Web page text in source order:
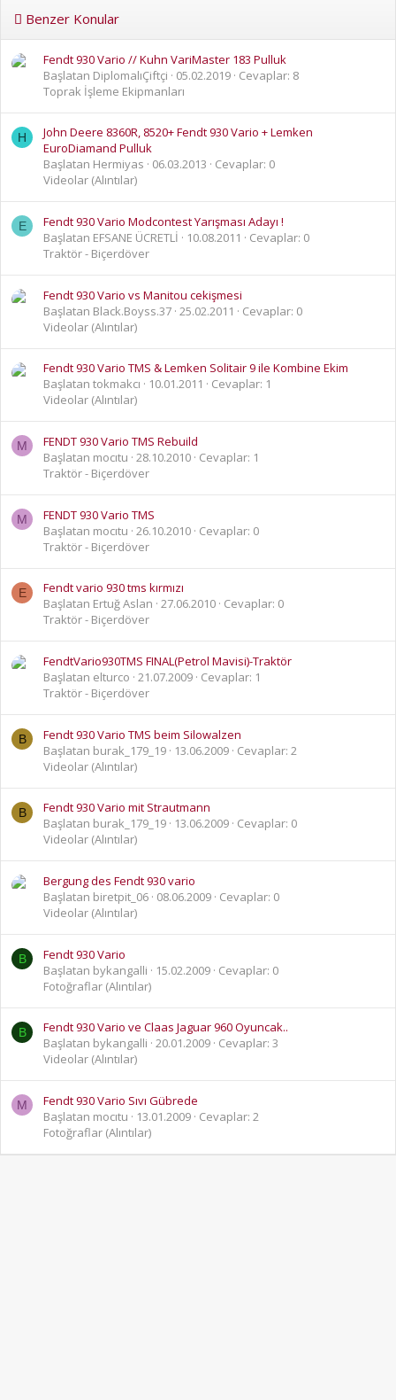
Benzer Konular
Fendt 930 Vario // Kuhn VariMaster 183 Pulluk
Başlatan DiplomalıÇiftçi
05.02.2019 Cevaplar: 8
Toprak İşleme Ekipmanları
H
John Deere 8360R, 8520+ Fendt 930 Vario + Lemken
EuroDiamand Pulluk
Başlatan Hermiyas
06.03.2013
Cevaplar: 0
Videolar (Alıntılar)
E
Fendt 930 Vario Modcontest Yarışması Adayı !
Başlatan EFSANE ÜCRETLİ
10.08.2011
Cevaplar: 0
Traktör - Biçerdöver
Fendt 930 Vario vs Manitou cekişmesi
Başlatan Black.Boyss.37 25.02.2011
Cevaplar: 0
Videolar (Alıntılar)
Fendt 930 Vario TMS & Lemken Solitair 9 ile Kombine Ekim
Başlatan tokmakcı
10.01.2011
Cevaplar: 1
Videolar (Alıntılar)
M
FENDT 930 Vario TMS Rebuild
Başlatan mocıtu 28.10.2010 Cevaplar: 1
Traktör - Biçerdöver
M
FENDT 930 Vario TMS
Başlatan mocıtu 26.10.2010 Cevaplar: 0
Traktör - Biçerdöver
E
Fendt vario 930 tms kırmızı
Başlatan Ertuğ Aslan 27.06.2010 Cevaplar: 0
Traktör - Biçerdöver
FendtVario930TMS FINAL(Petrol Mavisi)-Traktör
Başlatan elturco 21.07.2009 Cevaplar: 1
Traktör - Biçerdöver
B
Fendt 930 Vario TMS beim Silowalzen
Başlatan burak_179_19
13.06.2009 Cevaplar: 2
Videolar (Alıntılar)
B
Fendt 930 Vario mit Strautmann
Başlatan burak_179_19
13.06.2009 Cevaplar: 0
Videolar (Alıntılar)
Bergung des Fendt 930 vario
Başlatan biretpit_06 08.06.2009 Cevaplar: 0
Videolar (Alıntılar)
B
Fendt 930 Vario
Başlatan bykangalli
15.02.2009 Cevaplar: 0
Fotoğraflar (Alıntılar)
B
Fendt 930 Vario ve Claas Jaguar 960 Oyuncak..
Başlatan bykangalli 20.01.2009 Cevaplar: 3
Videolar (Alıntılar)
M
Fendt 930 Vario Sıvı Gübrede
Başlatan mocıtu
13.01.2009 Cevaplar: 2
Fotoğraflar (Alıntılar)